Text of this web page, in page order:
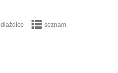
dlaždice
seznam